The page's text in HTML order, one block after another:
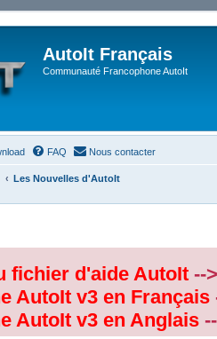
AutoIt Français
Communauté Francophone AutoIt
FAQ Nous contacter
Les Nouvelles d'AutoIt
fichier d'aide AutoIt -->
AutoIt v3 en Français
AutoIt v3 en Anglais